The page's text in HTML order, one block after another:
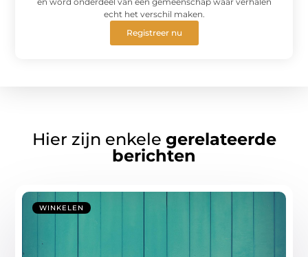
echt het verschil maken.
Registreer nu
Hier zijn enkele gerelateerde
berichten
WINKELEN